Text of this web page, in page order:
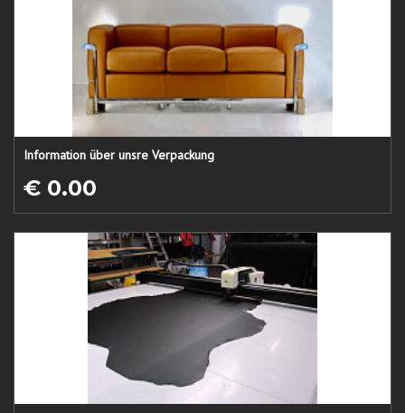
Information über unsre Verpackung
€ 0.00